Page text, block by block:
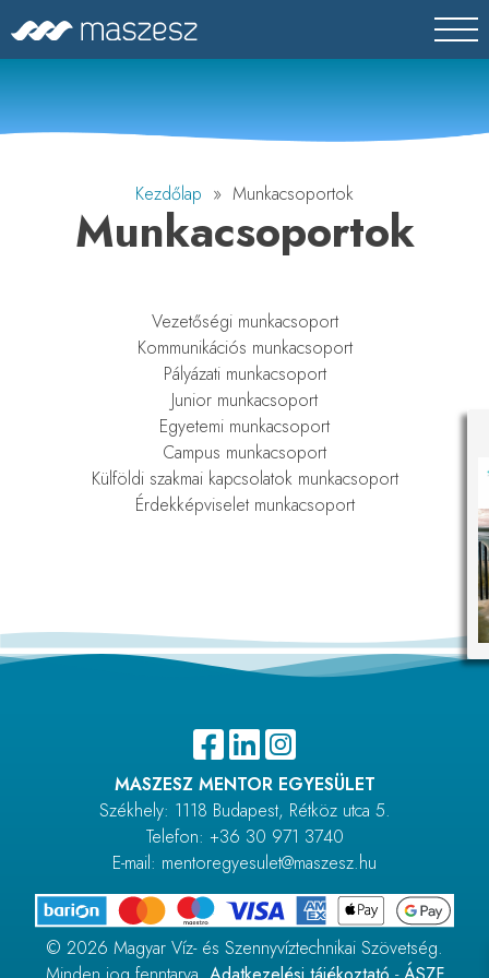
to
content
MASZESZ
Magyar Víz- és Szennyvíztechnikai Szövetség
Kezdőlap » Munkacsoportok
Munkacsoportok
Vezetőségi munkacsoport
Kommunikációs munkacsoport
Pályázati munkacsoport
Junior munkacsoport
Egyetemi munkacsoport
Campus munkacsoport
Külföldi szakmai kapcsolatok munkacsoport
Érdekképviselet munkacsoport
MASZESZ MENTOR EGYESÜLET
Székhely: 1118 Budapest, Rétköz utca 5.
Telefon: +36 30 971 3740
E-mail: mentoregyesulet@maszesz.hu
© 2026 Magyar Víz- és Szennyvíztechnikai Szövetség.